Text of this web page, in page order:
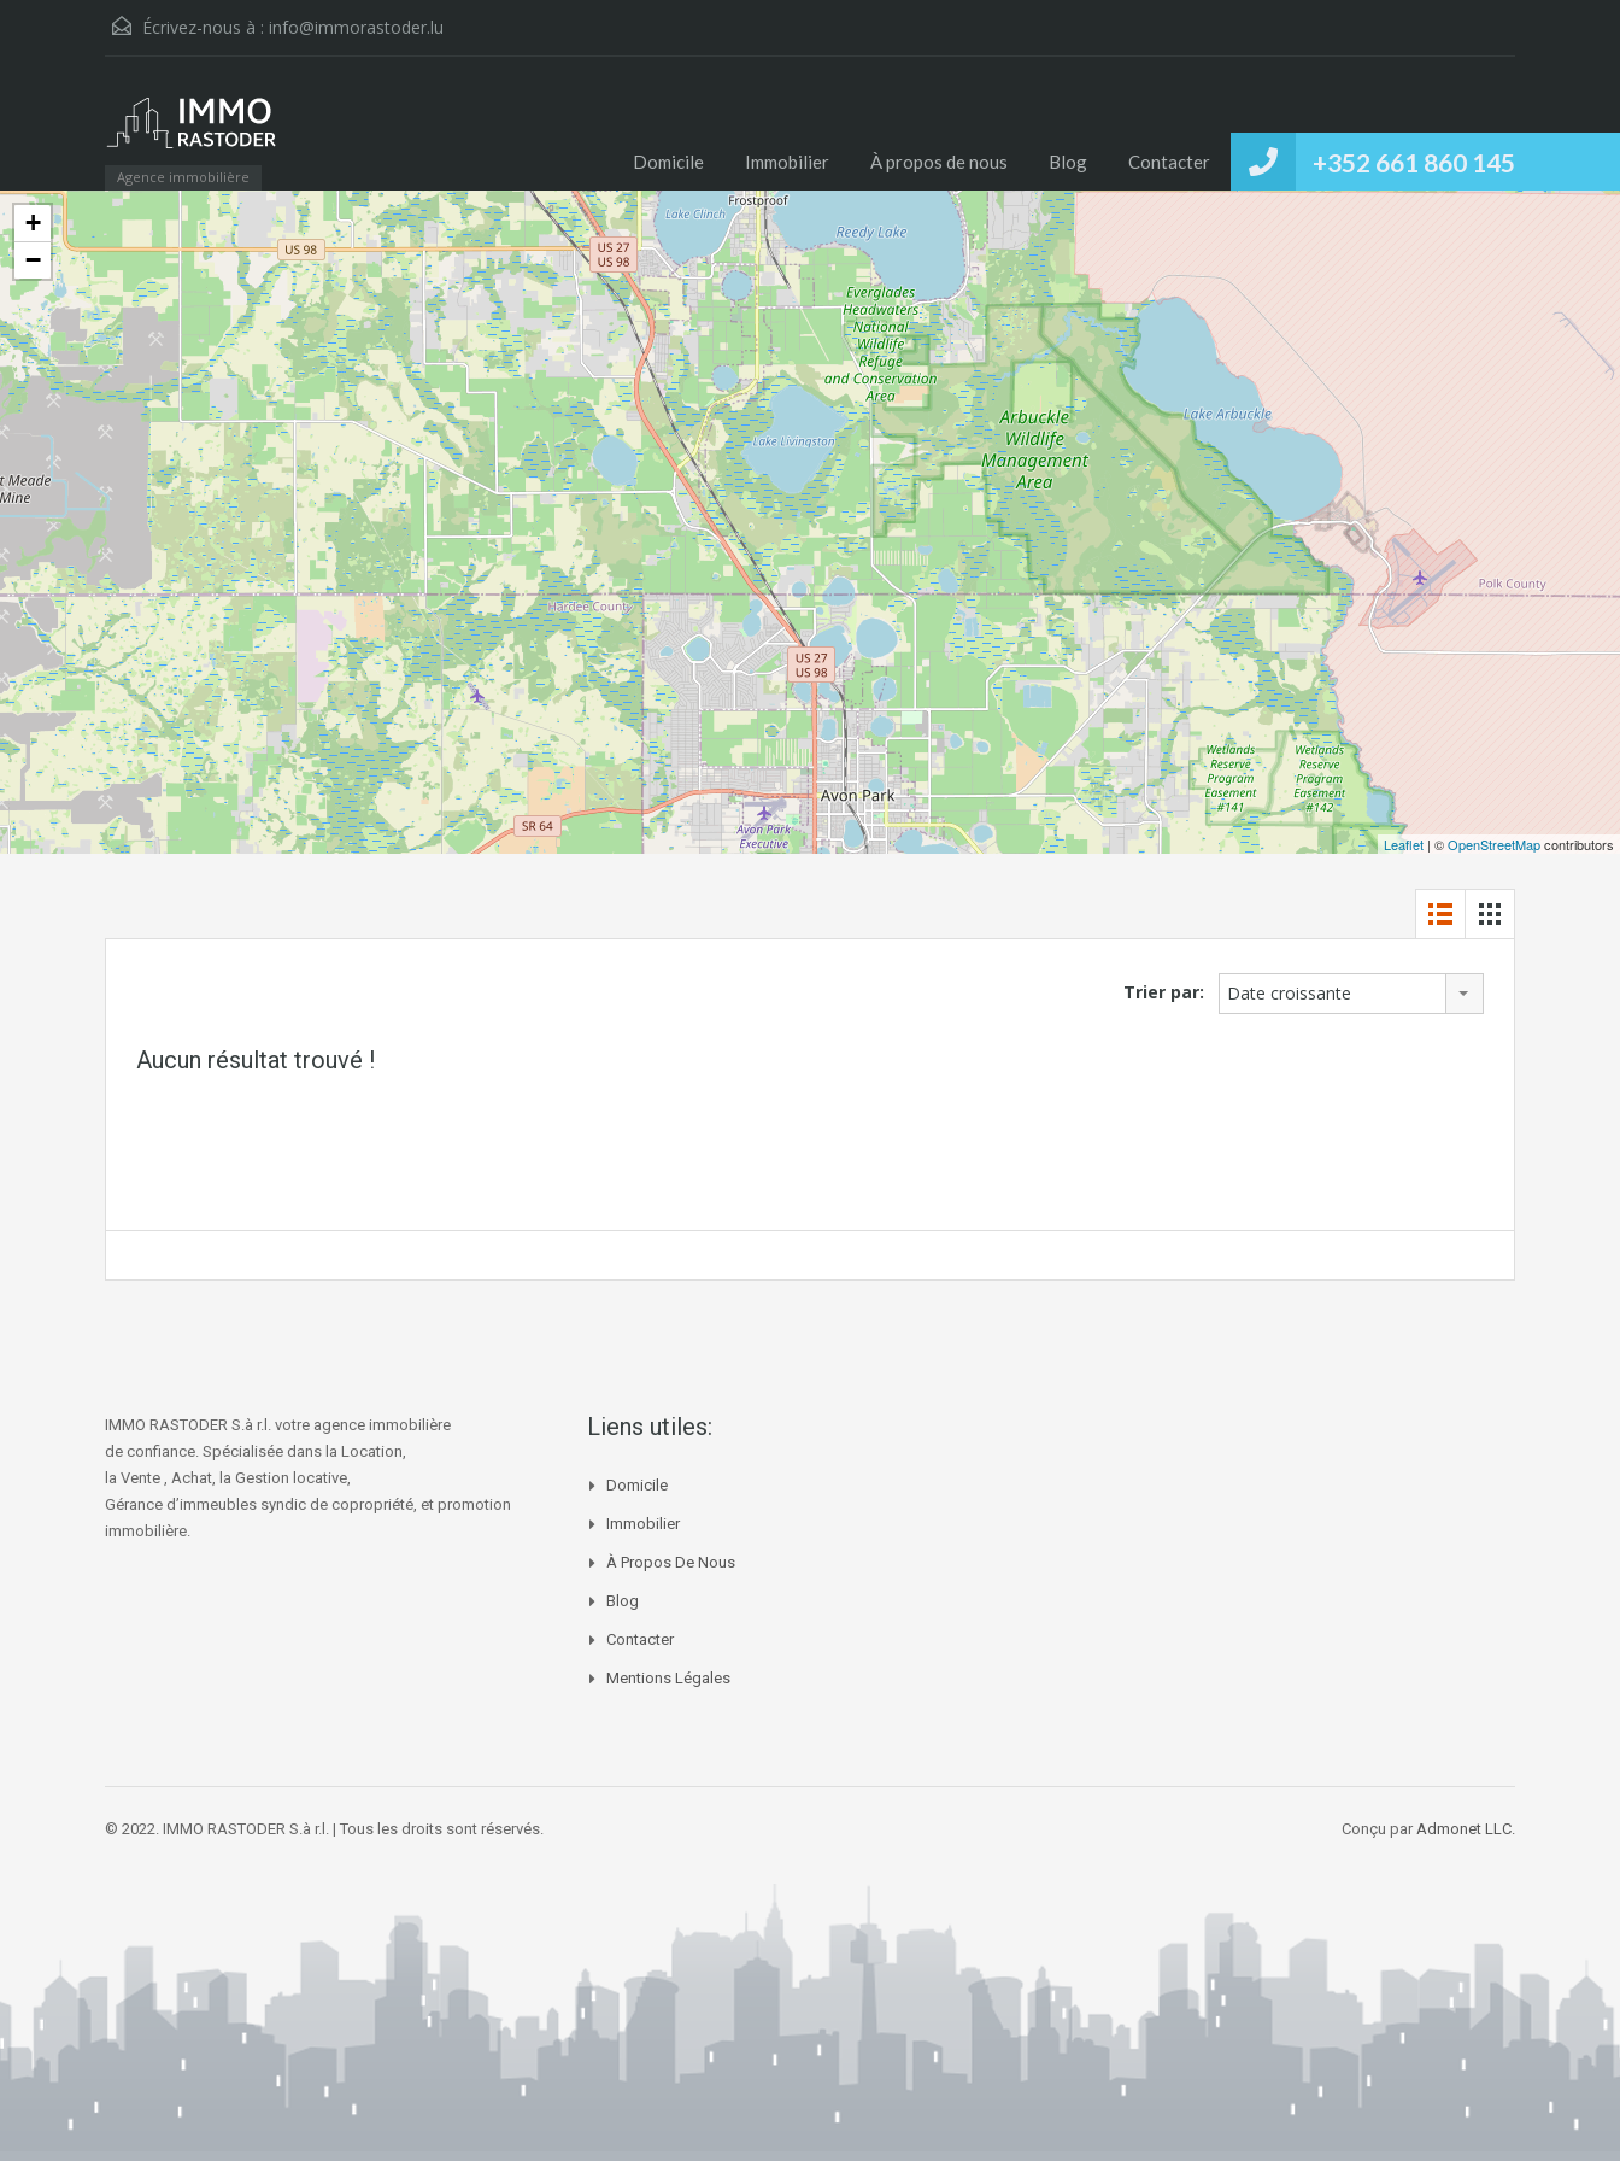
Écrivez-nous à : info@immorastoder.lu
Agence immobilière +352 661 860 145
Domicile Immobilier À propos de nous Blog Contacter
+
−
Leaflet | ©OpenStreetMapcontributors
Trier par: Date croissante
Aucun résultat trouvé !
IMMO RASTODER S.à r.l. votre agence immobilière
de confiance. Spécialisée dans la Location,
la Vente , Achat, la Gestion locative,
Gérance d’immeubles syndic de copropriété, et promotion
immobilière.
Liens utiles:
Domicile
Immobilier
À Propos De Nous
Blog
Contacter
Mentions Légales
© 2022. IMMO RASTODER S.à r.l. | Tous les droits sont réservés. Conçu par Admonet LLC.